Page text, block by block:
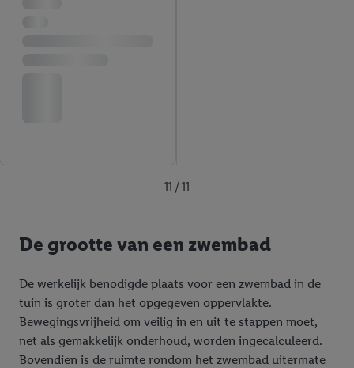
11 / 11
De grootte van een zwembad
De werkelijk benodigde plaats voor een zwembad in de
tuin is groter dan het opgegeven oppervlakte.
Bewegingsvrijheid om veilig in en uit te stappen moet,
net als gemakkelijk onderhoud, worden ingecalculeerd.
Bovendien is de ruimte rondom het zwembad uitermate